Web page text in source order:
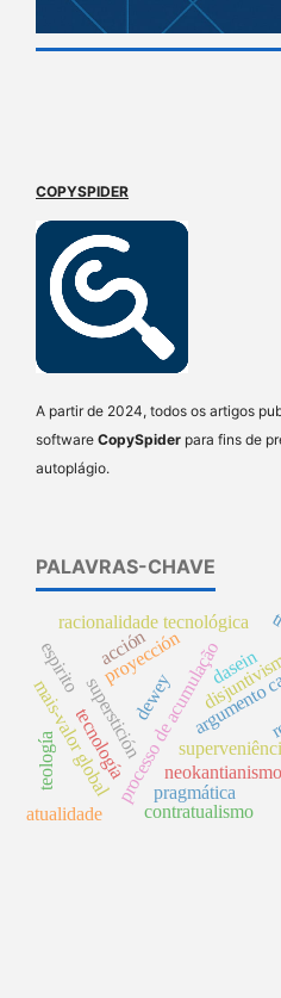
COPYSPIDER
A partir de 2024, todos os artigos
software CopySpider para fins de
autoplágio.
PALAVRAS-CHAVE
superstición
proyección
processo de acumulação
mais-valor global
racionalidade tecnológica
tecnología
dewey
teología
espirito
neokantianismo
dasein
pragmática
contratualismo
acción
atualidade